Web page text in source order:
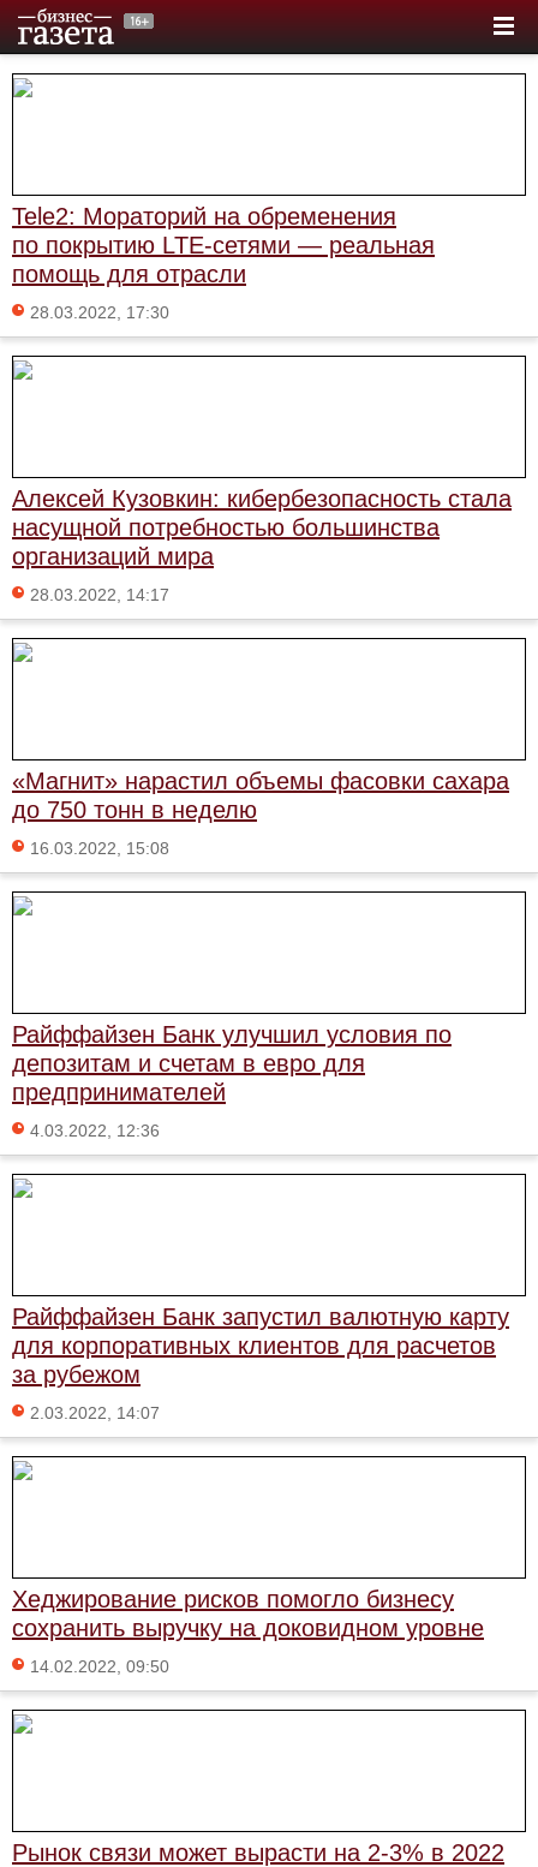
Tele2: Мораторий на обременения
по покрытию LTE-сетями — реальная
помощь для отрасли
28.03.2022, 17:30
Алексей Кузовкин: кибербезопасность стала
насущной потребностью большинства
организаций мира
28.03.2022, 14:17
«Магнит» нарастил объемы фасовки сахара
до 750 тонн в неделю
16.03.2022, 15:08
Райффайзен Банк улучшил условия по
депозитам и счетам в евро для
предпринимателей
4.03.2022, 12:36
Райффайзен Банк запустил валютную карту
для корпоративных клиентов для расчетов
за рубежом
2.03.2022, 14:07
Хеджирование рисков помогло бизнесу
сохранить выручку на доковидном уровне
14.02.2022, 09:50
Рынок связи может вырасти на 2-3% в 2022